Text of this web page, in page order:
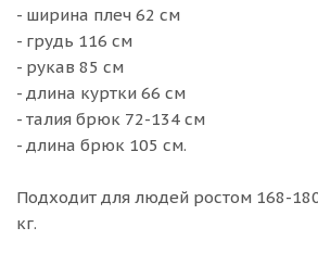
- ширина плеч 62 см
- грудь 116 см
- рукав 85 см
- длина куртки 66 см
- талия брюк 72-134 см
- длина брюк 105 см.
Подходит для людей ростом 168-
кг.